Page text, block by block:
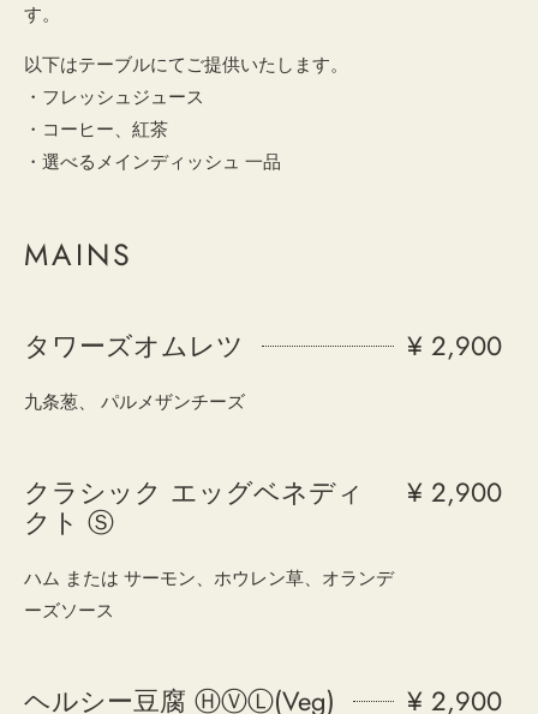
す。
以下はテーブルにてご提供いたします。
・フレッシュジュース
・コーヒー、紅茶
・選べるメインディッシュ 一品
MAINS
タワーズオムレツ ¥ 2,900
九条葱、 パルメザンチーズ
クラシック エッグベネディ
クト Ⓢ
¥ 2,900
ハム または サーモン、ホウレン草、オランデ
ーズソース
ヘルシー豆腐 ⒽⓋⓁ(Veg) ¥ 2,900